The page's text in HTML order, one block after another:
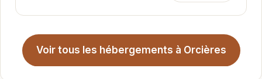
Voir tous les hébergements à Orcières